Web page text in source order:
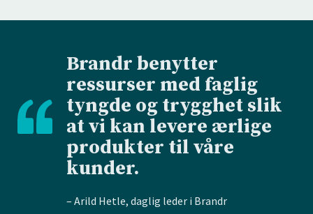
Brandr benytter
ressurser med faglig
tyngde og trygghet slik
at vi kan levere ærlige
produkter til våre
kunder.
– Arild Hetle, daglig leder i Brandr